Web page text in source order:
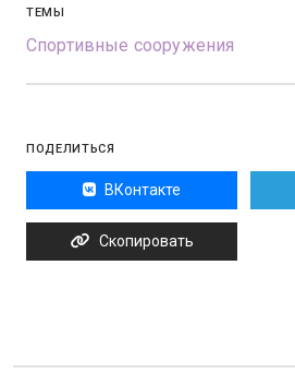
ТЕМЫ
Спортивные сооружения
ПОДЕЛИТЬСЯ
ВКонтакте
Скопировать